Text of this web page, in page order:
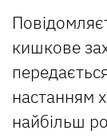
кишкове
настанням
найбільш